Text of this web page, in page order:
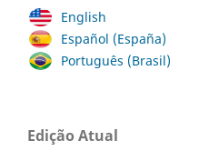
English
Español (España)
Português (Brasil)
Edição Atual